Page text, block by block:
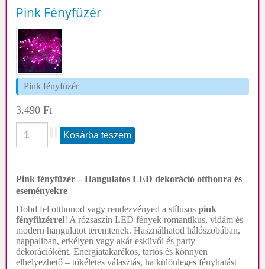
Pink Fényfüzér
Pink fényfüzér
3.490 Ft
Pink fényfüzér – Hangulatos LED dekoráció otthonra és
eseményekre
Dobd fel otthonod vagy rendezvényed a stílusos pink
fényfüzérrel! A rózsaszín LED fények romantikus, vidám és
modern hangulatot teremtenek. Használhatod hálószobában,
nappaliban, erkélyen vagy akár esküvői és party
dekorációként. Energiatakarékos, tartós és könnyen
elhelyezhető – tökéletes választás, ha különleges fényhatást